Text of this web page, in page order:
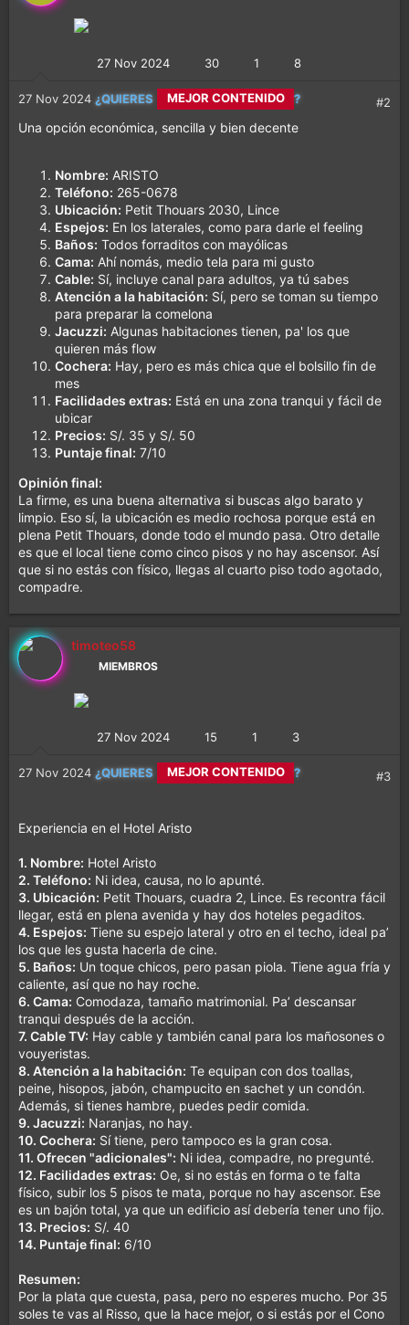
27 Nov 2024 30 1 8
27 Nov 2024 ¿QUIERES CALETITAS REALES
MÁS DIVERSIÓN
? #2
Una opción económica, sencilla y bien decente
Nombre: ARISTO
Teléfono: 265-0678
Ubicación: Petit Thouars 2030, Lince
Espejos: En los laterales, como para darle el feeling
Baños: Todos forraditos con mayólicas
Cama: Ahí nomás, medio tela para mi gusto
Cable: Sí, incluye canal para adultos, ya tú sabes
Atención a la habitación: Sí, pero se toman su tiempo
para preparar la comelona
Jacuzzi: Algunas habitaciones tienen, pa' los que
quieren más flow
Cochera: Hay, pero es más chica que el bolsillo fin de
mes
Facilidades extras: Está en una zona tranqui y fácil de
ubicar
Precios: S/. 35 y S/. 50
Puntaje final: 7/10
Opinión final:
La firme, es una buena alternativa si buscas algo barato y
limpio. Eso sí, la ubicación es medio rochosa porque está en
plena Petit Thouars, donde todo el mundo pasa. Otro detalle
es que el local tiene como cinco pisos y no hay ascensor. Así
que si no estás con físico, llegas al cuarto piso todo agotado,
compadre.
timoteo58
MIEMBROS
27 Nov 2024 15 1 3
27 Nov 2024 ¿QUIERES CALETITAS REALES
MEJOR CONTENIDO
? #3
Experiencia en el Hotel Aristo
1. Nombre: Hotel Aristo
2. Teléfono: Ni idea, causa, no lo apunté.
3. Ubicación: Petit Thouars, cuadra 2, Lince. Es recontra fácil
llegar, está en plena avenida y hay dos hoteles pegaditos.
4. Espejos: Tiene su espejo lateral y otro en el techo, ideal pa’
los que les gusta hacerla de cine.
5. Baños: Un toque chicos, pero pasan piola. Tiene agua fría y
caliente, así que no hay roche.
6. Cama: Comodaza, tamaño matrimonial. Pa’ descansar
tranqui después de la acción.
7. Cable TV: Hay cable y también canal para los mañosones o
vouyeristas.
8. Atención a la habitación: Te equipan con dos toallas,
peine, hisopos, jabón, champucito en sachet y un condón.
Además, si tienes hambre, puedes pedir comida.
9. Jacuzzi: Naranjas, no hay.
10. Cochera: Sí tiene, pero tampoco es la gran cosa.
11. Ofrecen "adicionales": Ni idea, compadre, no pregunté.
12. Facilidades extras: Oe, si no estás en forma o te falta
físico, subir los 5 pisos te mata, porque no hay ascensor. Ese
es un bajón total, ya que un edificio así debería tener uno fijo.
13. Precios: S/. 40
14. Puntaje final: 6/10
Resumen:
Por la plata que cuesta, pasa, pero no esperes mucho. Por 35
soles te vas al Risso, que la hace mejor, o si estás por el Cono